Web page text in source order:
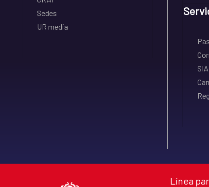
Sedes
UR media
Línea